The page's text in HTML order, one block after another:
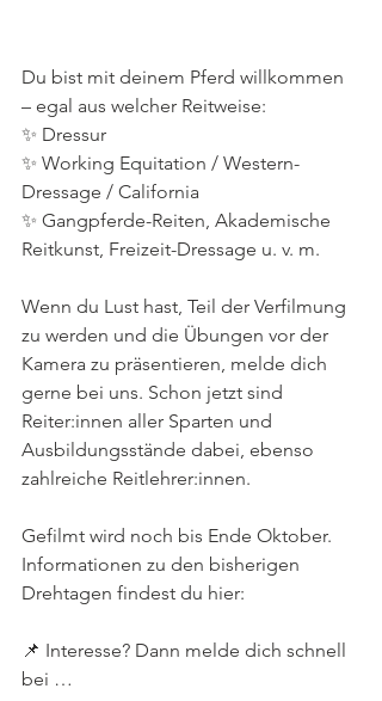
Du bist mit deinem Pferd willkommen
– egal aus welcher Reitweise:
✨ Dressur
✨ Working Equitation / Western-
Dressage / California
✨ Gangpferde-Reiten, Akademische
Reitkunst, Freizeit-Dressage u. v. m.
Wenn du Lust hast, Teil der Verfilmung
zu werden und die Übungen vor der
Kamera zu präsentieren, melde dich
gerne bei uns. Schon jetzt sind
Reiter:innen aller Sparten und
Ausbildungsstände dabei, ebenso
zahlreiche Reitlehrer:innen.
Gefilmt wird noch bis Ende Oktober.
Informationen zu den bisherigen
Drehtagen findest du hier:
📌 Interesse? Dann melde dich schnell
bei …